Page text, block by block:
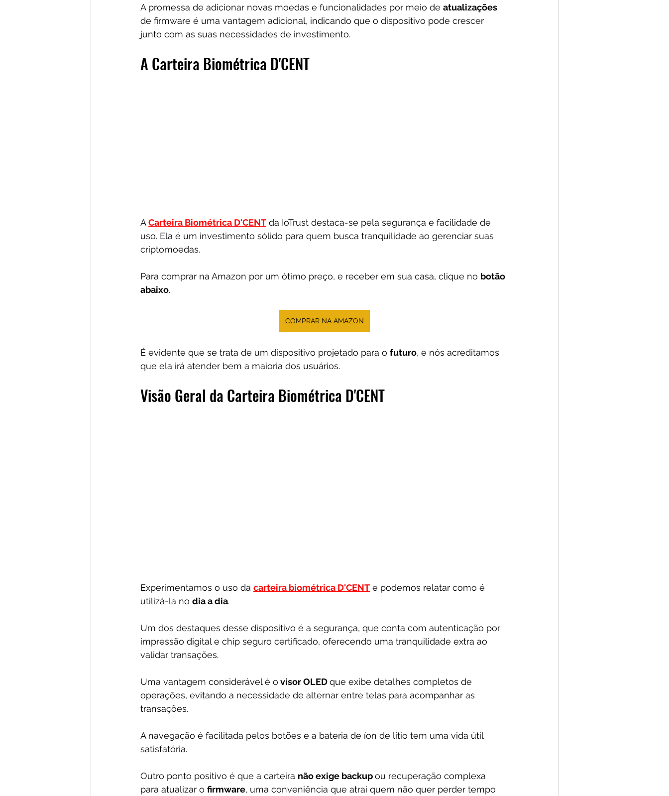
A promessa de adicionar novas moedas e funcionalidades por meio de atualizações
de firmware é uma vantagem adicional, indicando que o dispositivo pode crescer
junto com as suas necessidades de investimento.
A Carteira Biométrica D'CENT
A Carteira Biométrica D'CENT da IoTrust destaca-se pela segurança e facilidade de
uso. Ela é um investimento sólido para quem busca tranquilidade ao gerenciar suas
criptomoedas.
Para comprar na Amazon por um ótimo preço, e receber em sua casa, clique no botão
abaixo.
COMPRAR NA AMAZON
É evidente que se trata de um dispositivo projetado para o futuro, e nós acreditamos
que ela irá atender bem a maioria dos usuários.
Visão Geral da Carteira Biométrica D'CENT
Experimentamos o uso da carteira biométrica D'CENT e podemos relatar como é
utilizá-la no dia a dia.
Um dos destaques desse dispositivo é a segurança, que conta com autenticação por
impressão digital e chip seguro certificado, oferecendo uma tranquilidade extra ao
validar transações.
Uma vantagem considerável é o visor OLED que exibe detalhes completos de
operações, evitando a necessidade de alternar entre telas para acompanhar as
transações.
A navegação é facilitada pelos botões e a bateria de íon de lítio tem uma vida útil
satisfatória.
Outro ponto positivo é que a carteira não exige backup ou recuperação complexa
para atualizar o firmware, uma conveniência que atrai quem não quer perder tempo